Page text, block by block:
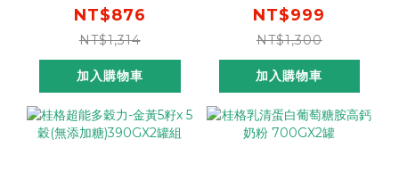
n100折$100 】
NT$876
NT$1,314
加入購物車
購輸入n100折$100】
NT$999
NT$1,300
加入購物車